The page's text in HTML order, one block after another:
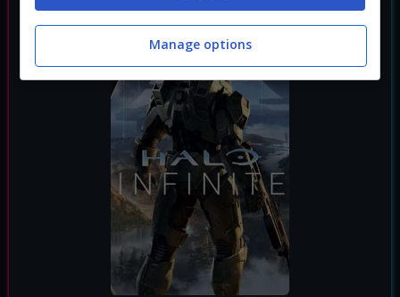
GIOCHI SIMILI
Manage options